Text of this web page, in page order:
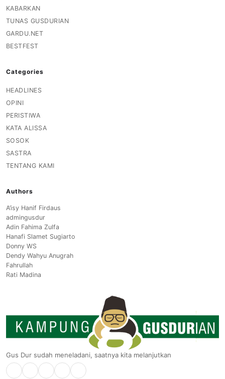
KABARKAN
TUNAS GUSDURIAN
GARDU.NET
BESTFEST
Categories
HEADLINES
OPINI
PERISTIWA
KATA ALISSA
SOSOK
SASTRA
TENTANG KAMI
Authors
A’isy Hanif Firdaus
admingusdur
Adin Fahima Zulfa
Hanafi Slamet Sugiarto
Donny WS
Dendy Wahyu Anugrah
Fahrullah
Rati Madina
Gus Dur sudah meneladani, saatnya kita melanjutkan